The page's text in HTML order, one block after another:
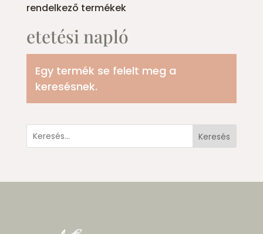
rendelkező termékek
etetési napló
Egy termék se felelt meg a
keresésnek.
Keresés